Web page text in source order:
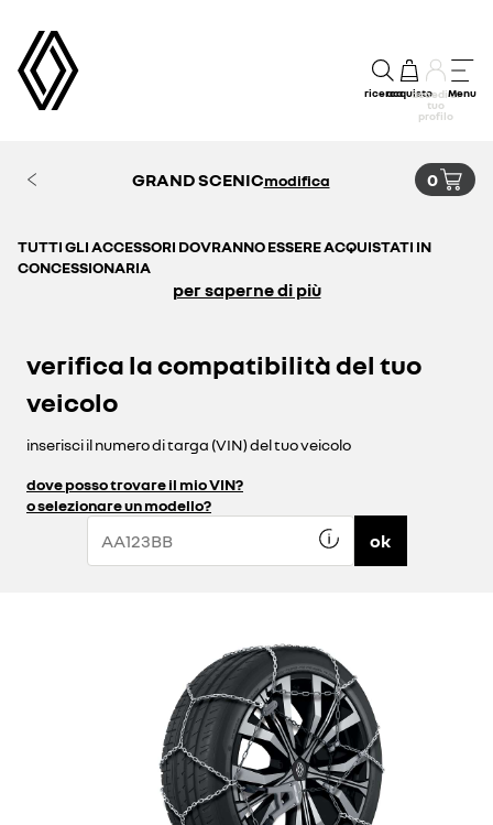
ricercaacquistoaccedi al
tuo
profilo
Menu
GRAND SCENICmodifica 0
TUTTI GLI ACCESSORI DOVRANNO ESSERE ACQUISTATI IN
CONCESSIONARIA
per saperne di più
verifica la compatibilità del tuo
veicolo
inserisci il numero di targa (VIN) del tuo veicolo
dove posso trovare il mio VIN?
o selezionare un modello?
ok